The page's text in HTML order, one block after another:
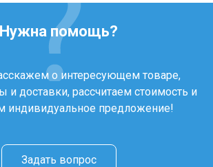
Нужна помощь?
о интересующем товаре,
и доставки, рассчитаем стоимость и
индивидуальное предложение!
Задать вопрос